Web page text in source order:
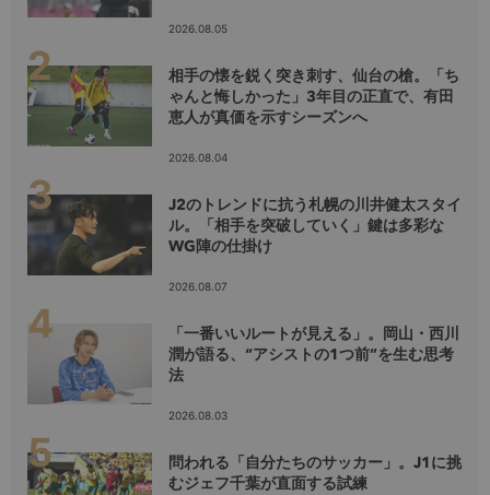
2026.08.05
相手の懐を鋭く突き刺す、仙台の槍。「ち
ゃんと悔しかった」3年目の正直で、有田
恵人が真価を示すシーズンへ
2026.08.04
J2のトレンドに抗う札幌の川井健太スタイ
ル。「相手を突破していく」鍵は多彩な
WG陣の仕掛け
2026.08.07
「一番いいルートが見える」。岡山・西川
潤が語る、“アシストの1つ前”を生む思考
法
2026.08.03
問われる「自分たちのサッカー」。J1に挑
むジェフ千葉が直面する試練